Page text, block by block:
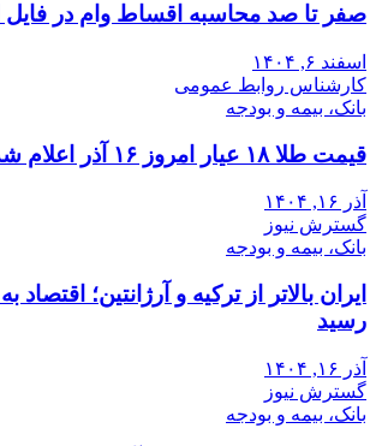
صفر تا صد محاسبه اقساط وام در
اسفند ۶, ۱۴۰۴
کارشناس روابط عمومی
بانک، بیمه و بودجه
قیمت طلا ۱۸ عیار امروز ۱۶ آذر اعلام شد + جدول
آذر ۱۶, ۱۴۰۴
گسترش نیوز
بانک، بیمه و بودجه
ایران بالاتر از ترکیه و آرژانتین؛
رسید
آذر ۱۶, ۱۴۰۴
گسترش نیوز
بانک، بیمه و بودجه